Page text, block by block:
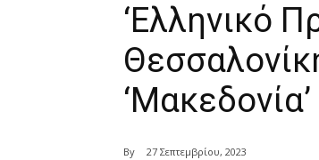
‘Ελληνικό
By 27 Σεπτεμβρίου, 2023